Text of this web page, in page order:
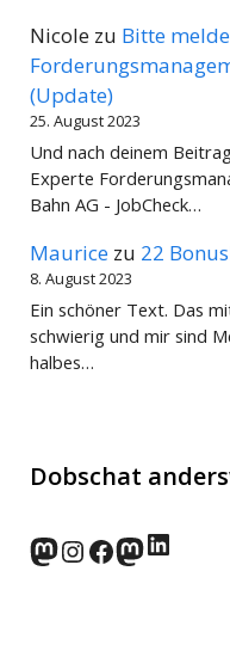
Nicole zu Bitte
(Update)
25. August 2023
Und nach deinem
Experte
Bahn AG - JobCheck…
Maurice zu 22
8. August 2023
Ein schöner Text. Das
schwierig und mir sind
halbes…
Dobschat
norden.social
Instagram
Facebook
wp-